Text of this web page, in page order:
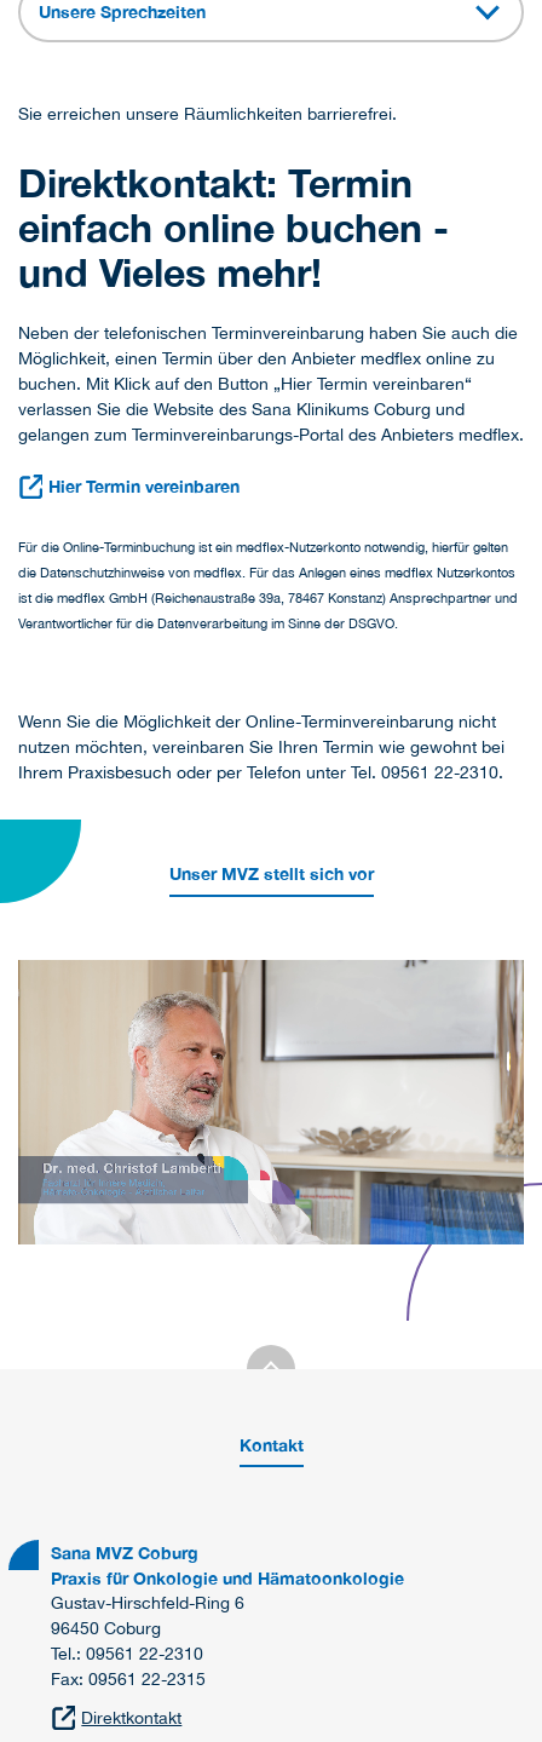
Unsere Sprechzeiten
Sie erreichen unsere Räumlichkeiten barrierefrei.
Direktkontakt: Termin
einfach online buchen -
und Vieles mehr!
Neben der telefonischen Terminvereinbarung haben Sie auch die
Möglichkeit, einen Termin über den Anbieter medflex online zu
buchen. Mit Klick auf den Button „Hier Termin vereinbaren“
verlassen Sie die Website des Sana Klinikums Coburg und
gelangen zum Terminvereinbarungs-Portal des Anbieters medflex.
Hier Termin vereinbaren
Für die Online-Terminbuchung ist ein medflex-Nutzerkonto notwendig, hierfür gelten
die Datenschutzhinweise von medflex. Für das Anlegen eines medflex Nutzerkontos
ist die medflex GmbH (Reichenaustraße 39a, 78467 Konstanz) Ansprechpartner und
Verantwortlicher für die Datenverarbeitung im Sinne der DSGVO.
Wenn Sie die Möglichkeit der Online-Terminvereinbarung nicht
nutzen möchten, vereinbaren Sie Ihren Termin wie gewohnt bei
Ihrem Praxisbesuch oder per Telefon unter Tel. 09561 22-2310.
Unser MVZ stellt sich vor
Kontakt
Sana MVZ Coburg
Praxis für Onkologie und Hämatoonkologie
Gustav-Hirschfeld-Ring 6
96450 Coburg
Tel.: 09561 22-2310
Fax: 09561 22-2315
Direktkontakt